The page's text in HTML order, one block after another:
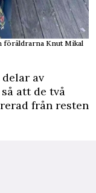
föräldrarna Knut Mikal
av
att de två
från resten